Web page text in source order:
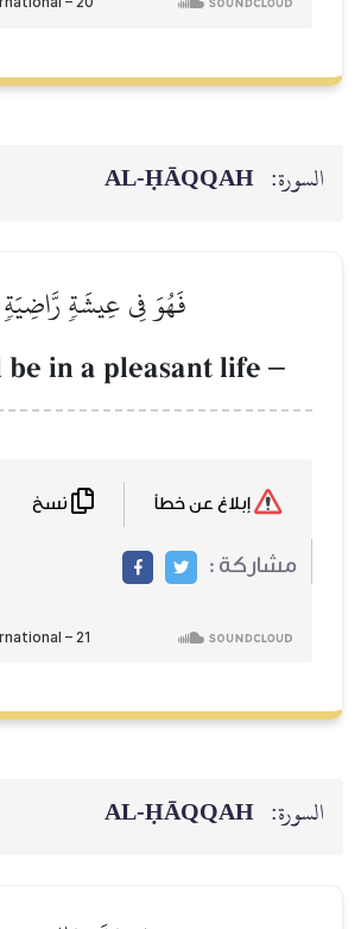
السورة: AL‑ḤĀQQAH
فَهُوَ فِي عِيشَةٖ رَّاضِيَةٖ
be in a pleasant life –
مشاركة :
السورة: AL‑ḤĀQQAH